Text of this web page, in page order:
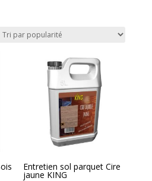
Entretien sol parquet Cire
jaune KING